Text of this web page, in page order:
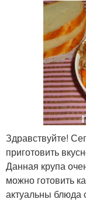
Здравствуйте!
приготовить
Данная крупа
можно готовить
актуальны блюда